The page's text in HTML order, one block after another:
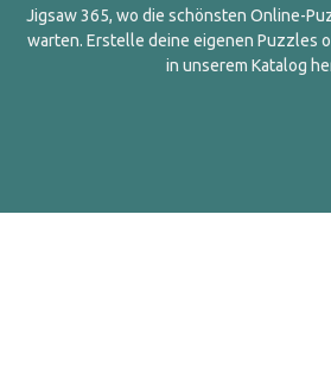
Jigsaw 365, wo die schönsten Online-
warten. Erstelle deine eigenen Puzzles
in unserem Katalog